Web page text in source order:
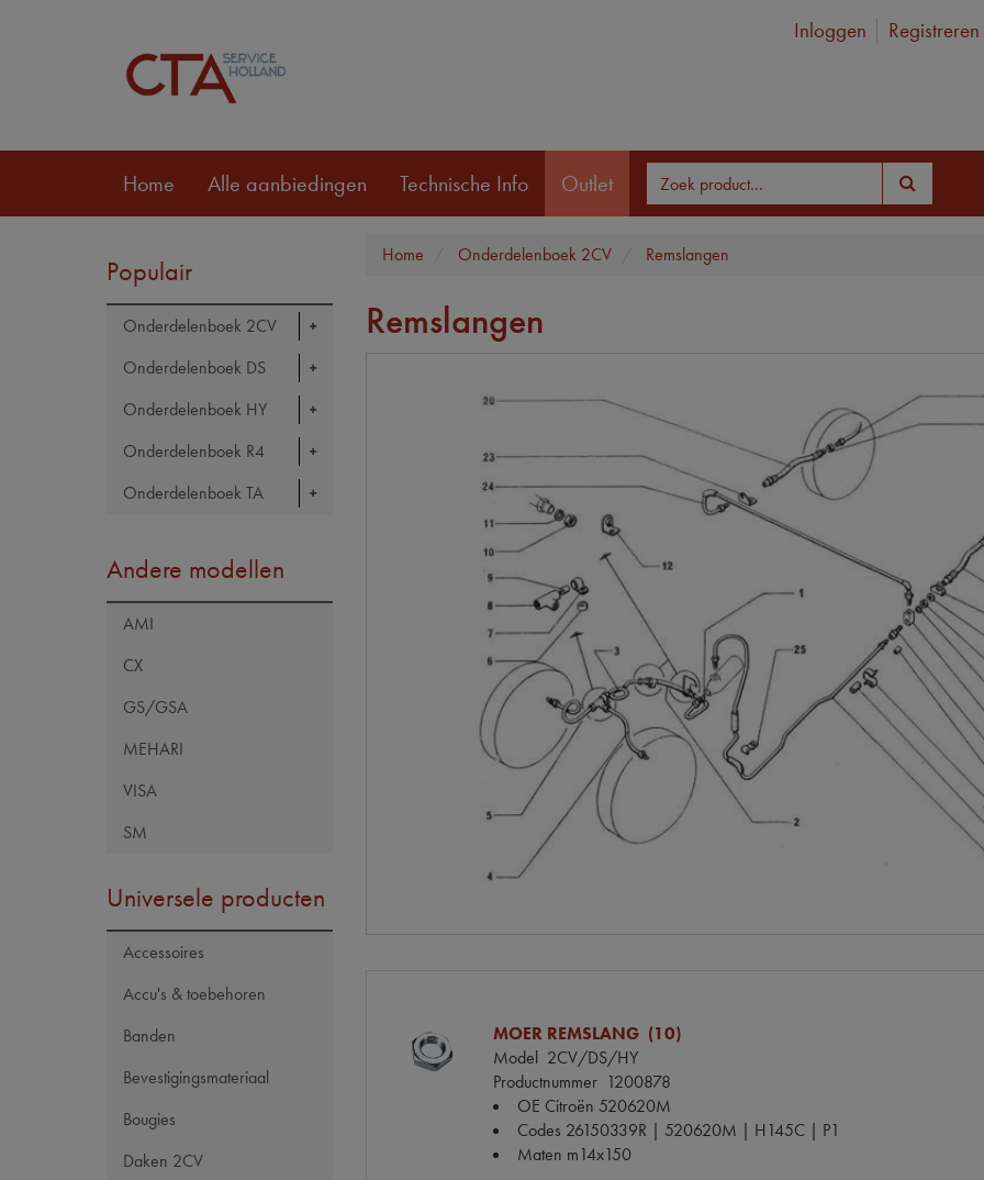
Inloggen Registreren
Home Alle aanbiedingen Technische Info Outlet
Populair
Onderdelenboek 2CV
Onderdelenboek DS
Onderdelenboek HY
Onderdelenboek R4
Onderdelenboek TA
Andere modellen
AMI
CX
GS/GSA
MEHARI
VISA
SM
Universele producten
Accessoires
Accu's & toebehoren
Banden
Bevestigingsmateriaal
Bougies
Daken 2CV
Home Onderdelenboek 2CV Remslangen
Remslangen
MOER REMSLANG (10)
Model 2CV/DS/HY
Productnummer 1200878
OE Citroën 520620M
Codes 26150339R | 520620M | H145C | P1
Maten m14x150